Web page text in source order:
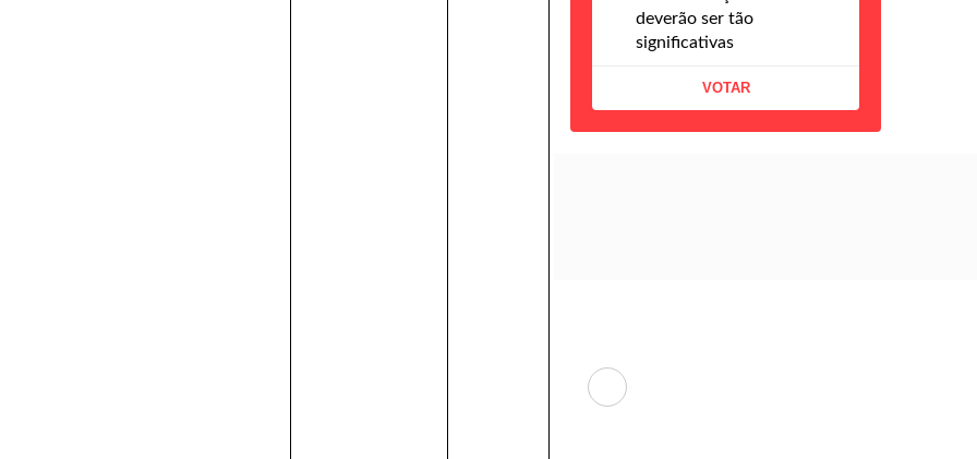
deverão ser tão
significativas